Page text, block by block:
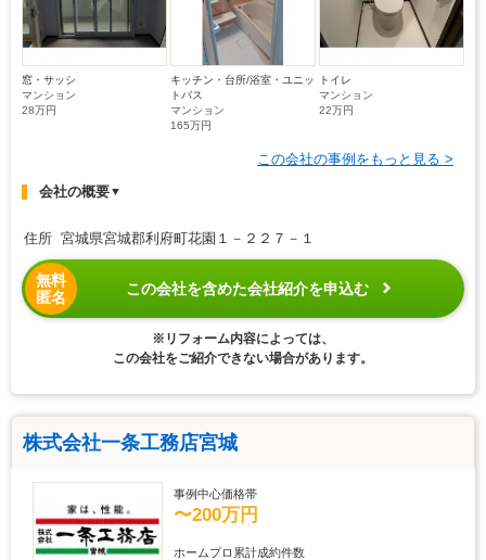
窓・サッシ
マンション
28万円
キッチン・台所/浴室・ユニッ
トバス
マンション
165万円
トイレ
マンション
22万円
この会社の事例をもっと見る >
会社の概要▼
住所 宮城県宮城郡利府町花園１－２２７－１
無料
匿名
この会社を含めた会社紹介を申込む
※リフォーム内容によっては、
この会社をご紹介できない場合があります。
株式会社一条工務店宮城
事例中心価格帯
〜200万円
ホームプロ累計成約件数